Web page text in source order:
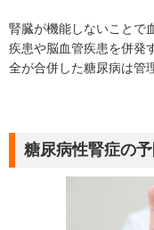
腎臓が機能しないことで
疾患や脳血管疾患を併発
全が合併した糖尿病は管
糖尿病性腎症の